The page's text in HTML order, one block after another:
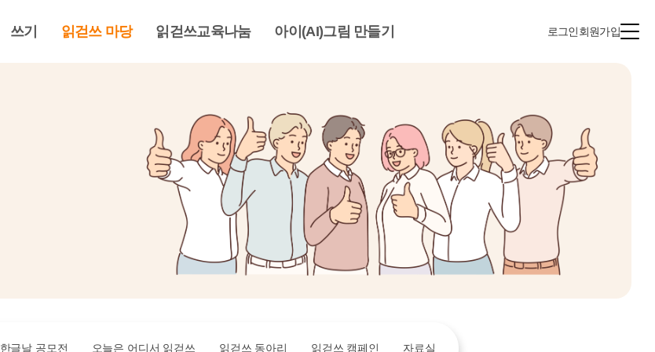
쓰기 읽걷쓰 마당 읽걷쓰교육나눔 아이(AI)그림 만들기 로그인회원가입
한글날 공모전 오늘은 어디서 읽걷쓰 읽걷쓰 동아리 읽걷쓰 캠페인 자료실